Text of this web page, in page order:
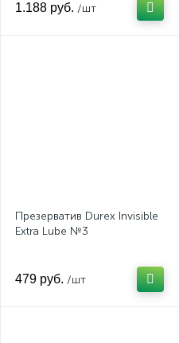
1.188 руб. /шт
Презерватив Durex Invisible
Extra Lube №3
479 руб. /шт